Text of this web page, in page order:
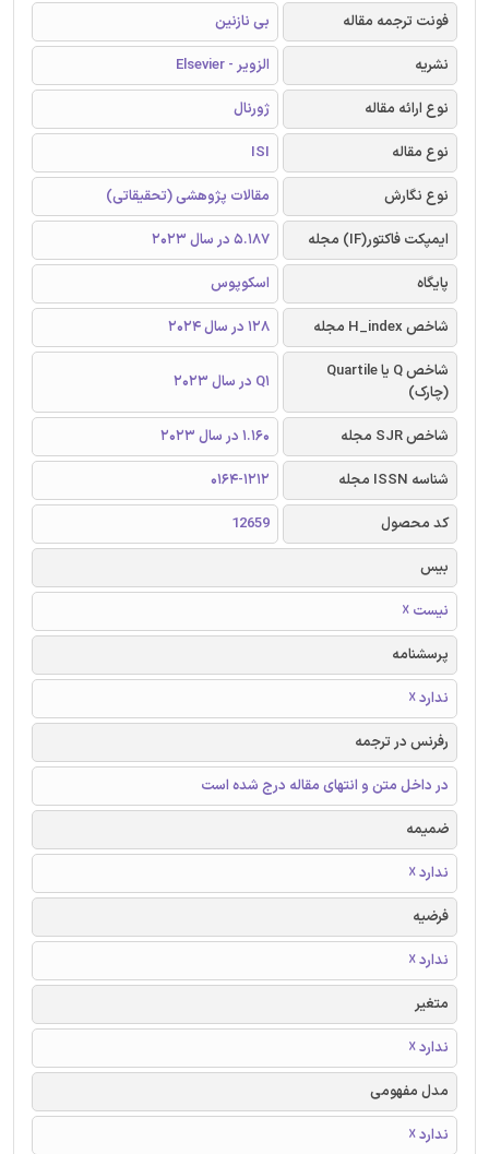
فونت ترجمه مقاله
بی نازنین
نشریه
الزویر - Elsevier
نوع ارائه مقاله
ژورنال
نوع مقاله
ISI
نوع نگارش
مقالات پژوهشی (تحقیقاتی)
ایمپکت فاکتور(IF) مجله
5.187 در سال 2023
پایگاه
اسکوپوس
شاخص H_index مجله
128 در سال 2024
شاخص Q یا Quartile
(چارک)
Q1 در سال 2023
شاخص SJR مجله
1.160 در سال 2023
شناسه ISSN مجله
0164-1212
کد محصول
12659
بیس
نیست ☓
پرسشنامه
ندارد ☓
رفرنس در ترجمه
در داخل متن و انتهای مقاله درج شده است
ضمیمه
ندارد ☓
فرضیه
ندارد ☓
متغیر
ندارد ☓
مدل مفهومی
ندارد ☓